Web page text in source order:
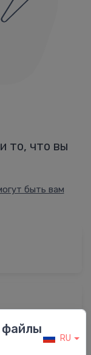
то, что вы
быть вам
файлы
RU